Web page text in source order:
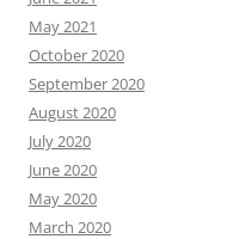
May 2021
October 2020
September 2020
August 2020
July 2020
June 2020
May 2020
March 2020